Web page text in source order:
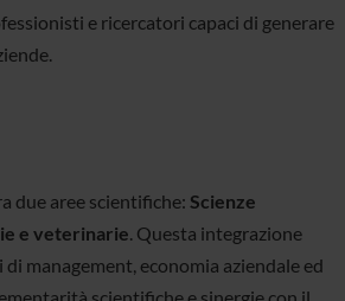
e ricercatori capaci di generare
due aree scientifiche: Scienze
e veterinarie. Questa integrazione
management, economia aziendale ed